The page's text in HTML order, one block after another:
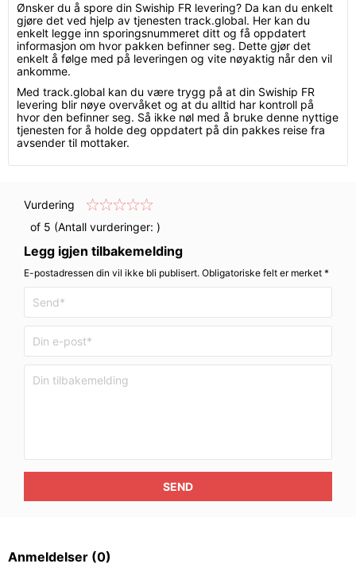
Ønsker du å spore din Swiship FR levering? Da kan du enkelt
gjøre det ved hjelp av tjenesten track.global. Her kan du
enkelt legge inn sporingsnummeret ditt og få oppdatert
informasjon om hvor pakken befinner seg. Dette gjør det
enkelt å følge med på leveringen og vite nøyaktig når den vil
ankomme.
Med track.global kan du være trygg på at din Swiship FR
levering blir nøye overvåket og at du alltid har kontroll på
hvor den befinner seg. Så ikke nøl med å bruke denne nyttige
tjenesten for å holde deg oppdatert på din pakkes reise fra
avsender til mottaker.
Vurdering
of 5 (Antall vurderinger: )
Legg igjen tilbakemelding
E-postadressen din vil ikke bli publisert. Obligatoriske felt er merket *
SEND
Anmeldelser (0)